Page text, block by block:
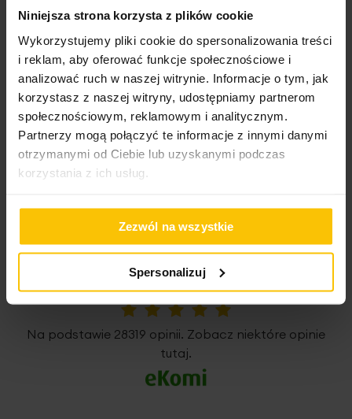
Niniejsza strona korzysta z plików cookie
Wykorzystujemy pliki cookie do spersonalizowania treści
i reklam, aby oferować funkcje społecznościowe i
analizować ruch w naszej witrynie. Informacje o tym, jak
korzystasz z naszej witryny, udostępniamy partnerom
społecznościowym, reklamowym i analitycznym.
Partnerzy mogą połączyć te informacje z innymi danymi
otrzymanymi od Ciebie lub uzyskanymi podczas
korzystania z ich usług.
Zezwól na wszystkie
Spersonalizuj
High-contrast mode
To może Cię zainteresować
Opinie potwierdzone zakupem
Na podstawie 28319 opinii. Zobacz niektóre opinie
tutaj.